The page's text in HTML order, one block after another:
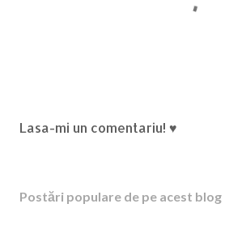
T
i
Lasa-mi un comentariu! ♥
Postări populare de pe acest blog